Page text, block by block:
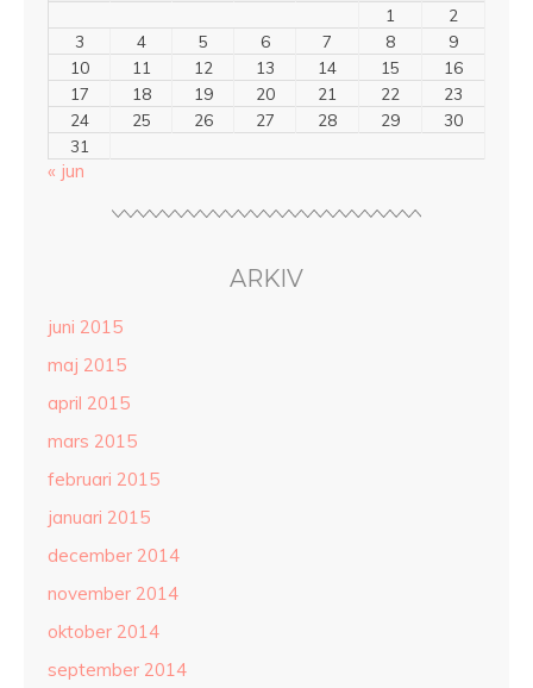
1
2
3
4 5 6 7 8
9
10
11 12 13 14 15
16
17
18 19 20 21 22
23
24
25 26 27 28 29
30
31
« jun
ARKIV
juni 2015
maj 2015
april 2015
mars 2015
februari 2015
januari 2015
december 2014
november 2014
oktober 2014
september 2014